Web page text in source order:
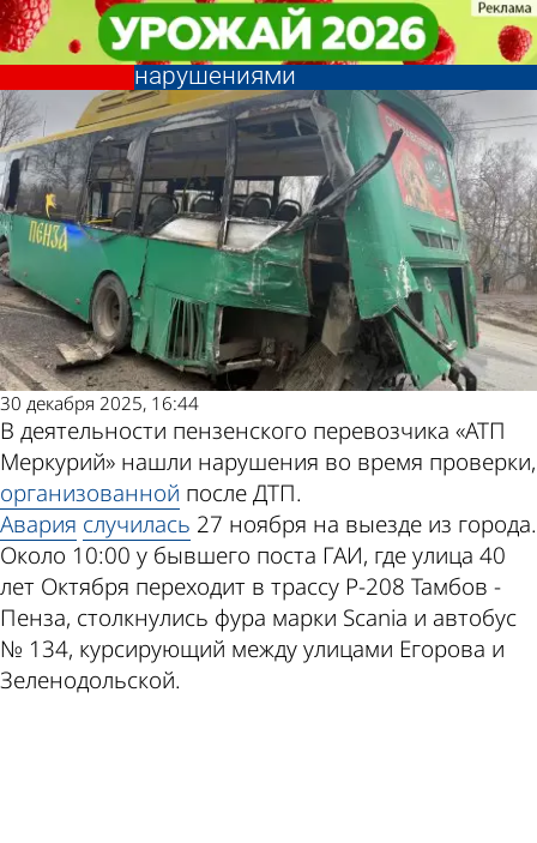
ДТП с автобусом № 134:
перевозчик работал с
нарушениями
Общество
30 декабря 2025, 16:44
В деятельности пензенского перевозчика «АТП
Меркурий» нашли нарушения во время проверки,
организованной после ДТП.
Авария случилась 27 ноября на выезде из города.
Около 10:00 у бывшего поста ГАИ, где улица 40
лет Октября переходит в трассу Р-208 Тамбов -
Пенза, столкнулись фура марки Scania и автобус
№ 134, курсирующий между улицами Егорова и
Зеленодольской.
ДТП с автобусом № 134:
перевозчик работал с
нарушениями
Общество
Другие
новости по
теме
Погода и
курсы валют в
Пензе